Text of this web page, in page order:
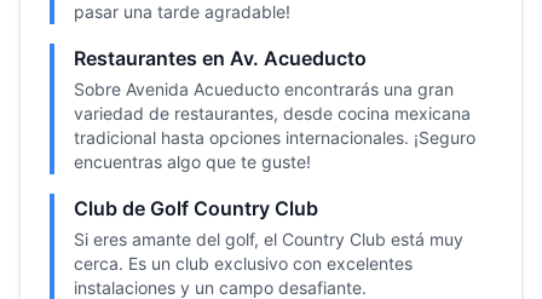
pasar una tarde agradable!
Restaurantes en Av. Acueducto
Sobre Avenida Acueducto encontrarás una gran
variedad de restaurantes, desde cocina mexicana
tradicional hasta opciones internacionales. ¡Seguro
encuentras algo que te guste!
Club de Golf Country Club
Si eres amante del golf, el Country Club está muy
cerca. Es un club exclusivo con excelentes
instalaciones y un campo desafiante.